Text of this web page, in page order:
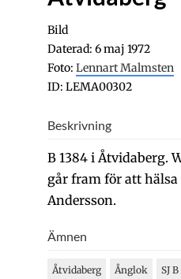
Bild
Daterad: 6 maj 1972
Foto: Lennart Malmsten
ID: LEMA00302
Beskrivning
B 1384 i Åtvidaberg.
går fram för att hälsa
Andersson.
Ämnen
Åtvidaberg Ånglok SJ